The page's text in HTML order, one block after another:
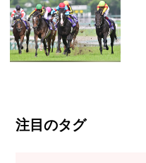
注目のタグ